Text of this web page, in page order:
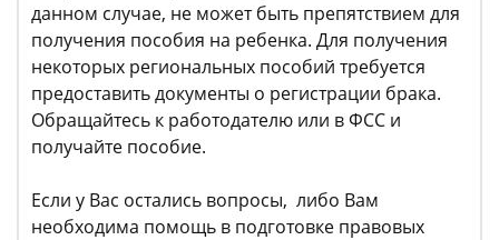
данном случае, не может быть препятствием для
получения пособия на ребенка. Для получения
некоторых региональных пособий требуется
предоставить документы о регистрации брака.
Обращайтесь к работодателю или в ФСС и
получайте пособие.
Если у Вас остались вопросы, либо Вам
необходима помощь в подготовке правовых